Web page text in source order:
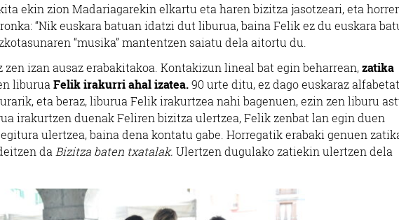
ekin zion Madariagarekin elkartu eta haren bizitza jasotzeari, eta
“Nik euskara batuan idatzi dut liburua, baina Felik ez du euskara
“musika” mantentzen saiatu dela aitortu du.
izan ausaz erabakitakoa. Kontakizun lineal bat egin beharrean,zatika
liburua Felik irakurri ahal izatea.90 urte ditu, ez dago euskaraz
eta beraz, liburua Felik irakurtzea nahi bagenuen, ezin zen liburu
irakurtzen duenak Feliren bizitza ulertzea, Felik zenbat lan egin duen
ulertzea, baina dena kontatu gabe. Horregatik erabaki genuen
da Bizitza baten txatalak. Ulertzen dugulako zatiekin ulertzen dela